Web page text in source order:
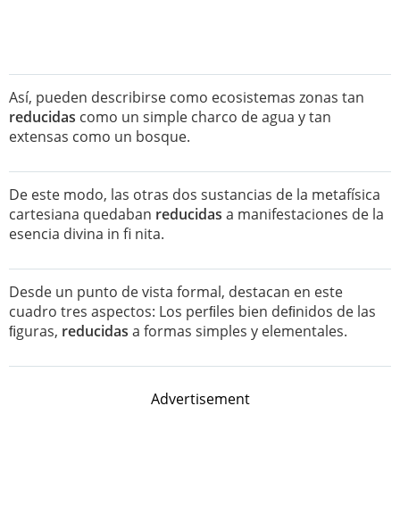
Así, pueden describirse como ecosistemas zonas tan
reducidas como un simple charco de agua y tan
extensas como un bosque.
De este modo, las otras dos sustancias de la metafísica
cartesiana quedaban reducidas a manifestaciones de la
esencia divina in fi nita.
Desde un punto de vista formal, destacan en este
cuadro tres aspectos: Los perﬁles bien deﬁnidos de las
ﬁguras, reducidas a formas simples y elementales.
Advertisement